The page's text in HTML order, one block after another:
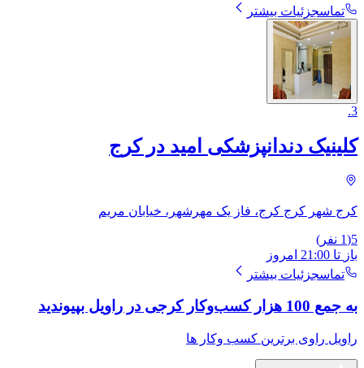
تماسجزئیات بیشتر
3
.
کلینیک دندانپزشکی امید در کرج
کرج شهر کرج کرج، فاز یک مهرشهر، خیابان مریم
5
(
1 نفر)
باز تا 21:00 امروز
تماسجزئیات بیشتر
به جمع 100 هزار کسب‌وکار کرجی در راویل بپیوندید
راویل راوی برترین کسب وکار ها